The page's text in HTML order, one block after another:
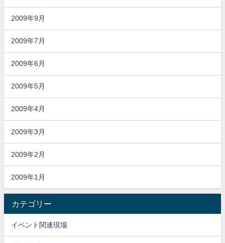
2009年9月
2009年7月
2009年6月
2009年5月
2009年4月
2009年3月
2009年2月
2009年1月
カテゴリー
イベント関連現場